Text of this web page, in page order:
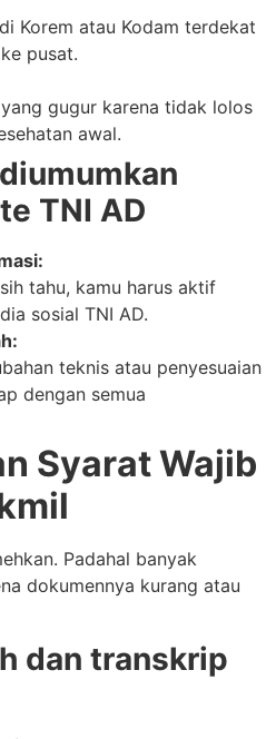
Korem atau Kodam terdekat
pusat.
gugur karena tidak lolos
awal.
TNI AD
tahu, kamu harus aktif
sosial TNI AD.
teknis atau penyesuaian
dengan semua
Syarat Wajib
Padahal banyak
dokumennya kurang atau
dan transkrip